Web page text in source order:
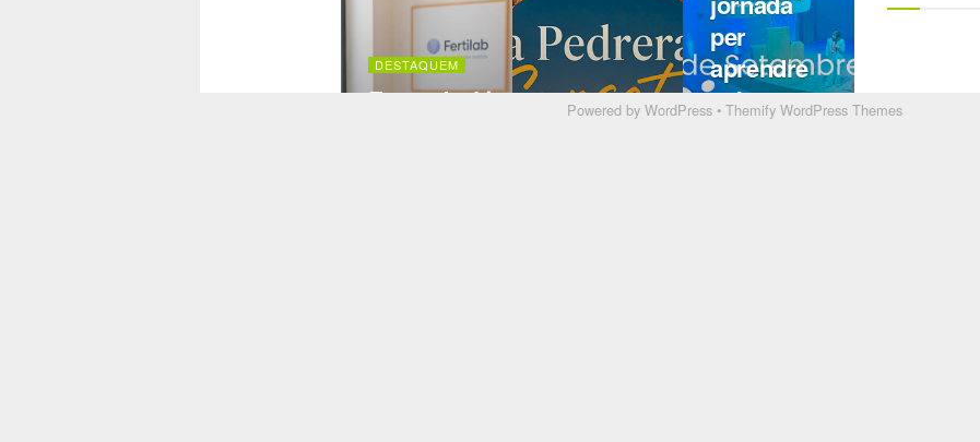
Powered by WordPress• Themify WordPress Themes